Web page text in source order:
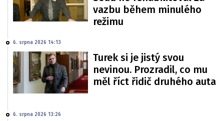
vazbu během minulého
režimu
6. srpna 2026 14:13
Turek si je jistý svou
nevinou. Prozradil, co mu
měl říct řidič druhého auta
6. srpna 2026 13:26